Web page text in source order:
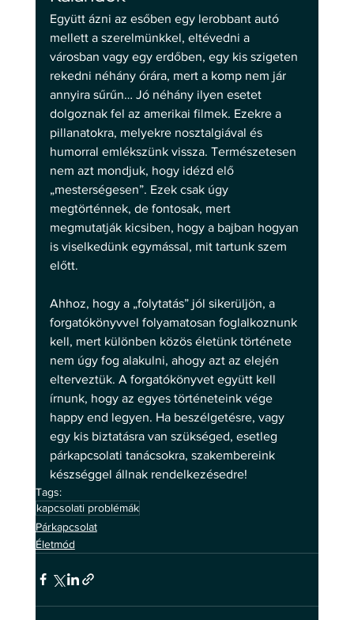
Együtt ázni az esőben egy lerobbant autó
mellett a szerelmünkkel, eltévedni a
városban vagy egy erdőben, egy kis szigeten
rekedni néhány órára, mert a komp nem jár
annyira sűrűn… Jó néhány ilyen esetet
dolgoznak fel az amerikai filmek. Ezekre a
pillanatokra, melyekre nosztalgiával és
humorral emlékszünk vissza. Természetesen
nem azt mondjuk, hogy idézd elő
„mesterségesen”. Ezek csak úgy
megtörténnek, de fontosak, mert
megmutatják kicsiben, hogy a bajban hogyan
is viselkedünk egymással, mit tartunk szem
előtt.
Ahhoz, hogy a „folytatás” jól sikerüljön, a
forgatókönyvvel folyamatosan foglalkoznunk
kell, mert különben közös életünk története
nem úgy fog alakulni, ahogy azt az elején
elterveztük. A forgatókönyvet együtt kell
írnunk, hogy az egyes történeteink vége
happy end legyen. Ha beszélgetésre, vagy
egy kis biztatásra van szükséged, esetleg
párkapcsolati tanácsokra, szakembereink
készséggel állnak rendelkezésedre!
Tags:
kapcsolati problémák
Párkapcsolat
Életmód